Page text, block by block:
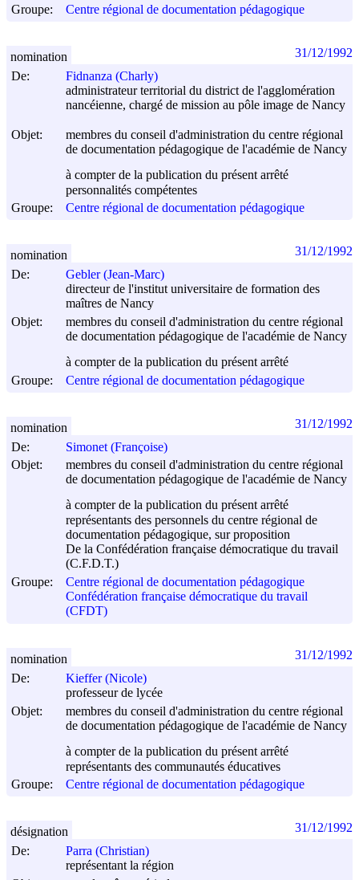
Groupe:
Centre régional de documentation pédagogique
De:
Fidnanza (Charly)
administrateur territorial du district de l'agglomération
nancéienne, chargé de mission au pôle image de Nancy
Objet:
membres du conseil d'administration du centre régional
de documentation pédagogique de l'académie de Nancy
à compter de la publication du présent arrêté
personnalités compétentes
Groupe:
Centre régional de documentation pédagogique
nomination 31/12/1992
De:
Gebler (Jean-Marc)
directeur de l'institut universitaire de formation des
maîtres de Nancy
Objet:
membres du conseil d'administration du centre régional
de documentation pédagogique de l'académie de Nancy
à compter de la publication du présent arrêté
Groupe:
Centre régional de documentation pédagogique
nomination 31/12/1992
De:
Simonet (Françoise)
Objet:
membres du conseil d'administration du centre régional
de documentation pédagogique de l'académie de Nancy
à compter de la publication du présent arrêté
représentants des personnels du centre régional de
documentation pédagogique, sur proposition
De la Confédération française démocratique du travail
(C.F.D.T.)
Groupe:
Centre régional de documentation pédagogique
Confédération française démocratique du travail
(CFDT)
nomination 31/12/1992
De:
Kieffer (Nicole)
professeur de lycée
Objet:
membres du conseil d'administration du centre régional
de documentation pédagogique de l'académie de Nancy
à compter de la publication du présent arrêté
représentants des communautés éducatives
Groupe:
Centre régional de documentation pédagogique
nomination 31/12/1992
De:
Parra (Christian)
représentant la région
désignation 31/12/1992